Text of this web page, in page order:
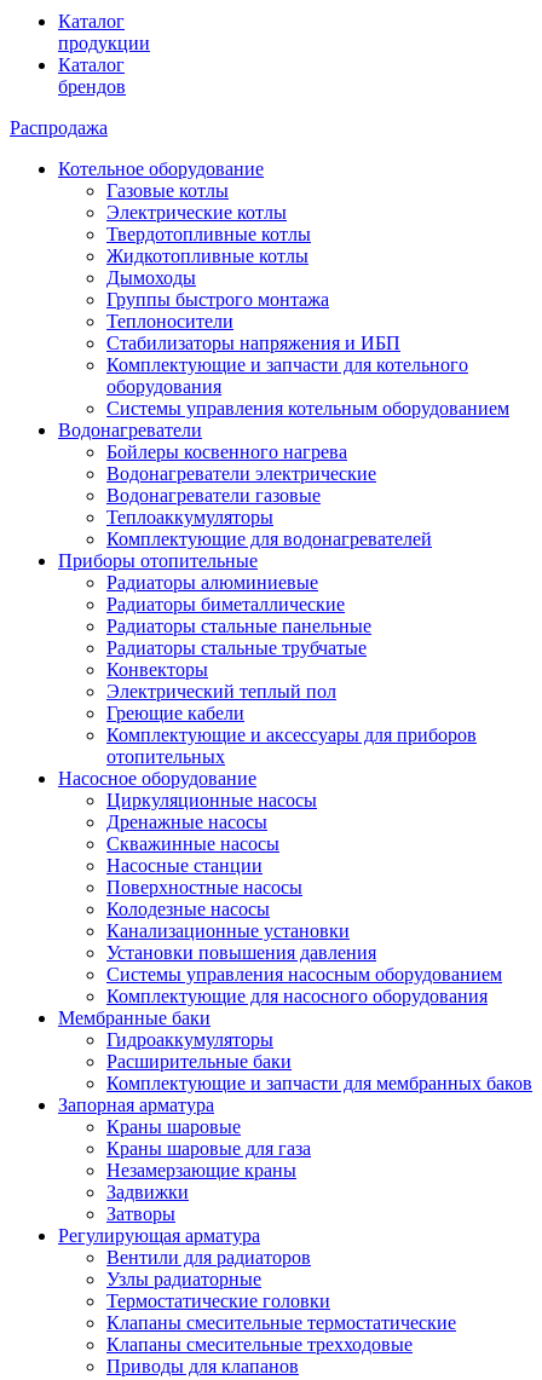
Каталог
продукции
Каталог
брендов
Распродажа
Котельное оборудование
Газовые котлы
Электрические котлы
Твердотопливные котлы
Жидкотопливные котлы
Дымоходы
Группы быстрого монтажа
Теплоносители
Стабилизаторы напряжения и ИБП
Комплектующие и запчасти для котельного
оборудования
Системы управления котельным оборудованием
Водонагреватели
Бойлеры косвенного нагрева
Водонагреватели электрические
Водонагреватели газовые
Теплоаккумуляторы
Комплектующие для водонагревателей
Приборы отопительные
Радиаторы алюминиевые
Радиаторы биметаллические
Радиаторы стальные панельные
Радиаторы стальные трубчатые
Конвекторы
Электрический теплый пол
Греющие кабели
Комплектующие и аксессуары для приборов
отопительных
Насосное оборудование
Циркуляционные насосы
Дренажные насосы
Скважинные насосы
Насосные станции
Поверхностные насосы
Колодезные насосы
Канализационные установки
Установки повышения давления
Системы управления насосным оборудованием
Комплектующие для насосного оборудования
Мембранные баки
Гидроаккумуляторы
Расширительные баки
Комплектующие и запчасти для мембранных баков
Запорная арматура
Краны шаровые
Краны шаровые для газа
Незамерзающие краны
Задвижки
Затворы
Регулирующая арматура
Вентили для радиаторов
Узлы радиаторные
Термостатические головки
Клапаны смесительные термостатические
Клапаны смесительные трехходовые
Приводы для клапанов